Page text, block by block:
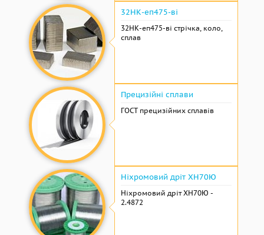
32НК-еп475-ві
32НК-еп475-ві стрічка, коло,
сплав
Прецизійні сплави
ГОСТ прецизійних сплавів
Ніхромовий дріт ХН70Ю
Ніхромовий дріт ХН70Ю -
2.4872